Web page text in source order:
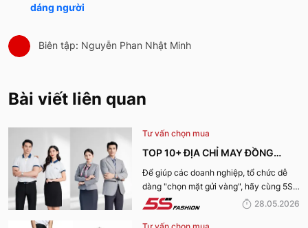
dáng người
Biên tập: Nguyễn Phan Nhật Minh
Bài viết liên quan
Tư vấn chọn mua
TOP 10+ ĐỊA CHỈ MAY ĐỒNG
PHỤC CÔNG TY ĐẸP, UY TÍN
NHẤT HIỆN NAY
Để giúp các doanh nghiệp, tổ chức dễ
dàng "chọn mặt gửi vàng", hãy cùng 5S
Fashion tìm hiểu những địa chỉ may đồng
28.05.2026